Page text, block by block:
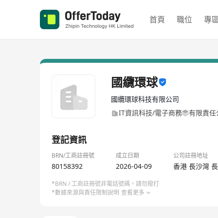
首頁 職位 專
國纜環球
國纜環球科技有限公司
IT資訊科技/電子商務
有限責任
登記資訊
BRN/工商註冊號 成立日期 公司註冊地址
80158392 2026-04-09 香港 長沙灣
*BRN / 工商註冊號非電話號碼，請勿撥打
*數據來源與責任限制說明 查看更多